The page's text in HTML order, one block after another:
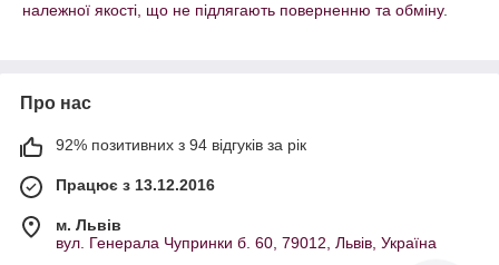
належної якості, що не підлягають поверненню та обміну.
Про нас
92% позитивних з 94 відгуків за рік
Працює з 13.12.2016
м. Львів
вул. Генерала Чупринки б. 60, 79012, Львів, Україна